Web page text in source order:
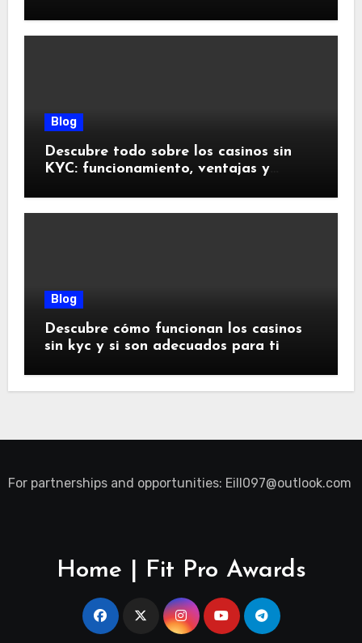
Blog
Descubre todo sobre los casinos sin
KYC: funcionamiento, ventajas y
Blog
Descubre cómo funcionan los casinos
sin kyc y si son adecuados para ti
For partnerships and opportunities: Eill097@outlook.com
Home | Fit Pro Awards